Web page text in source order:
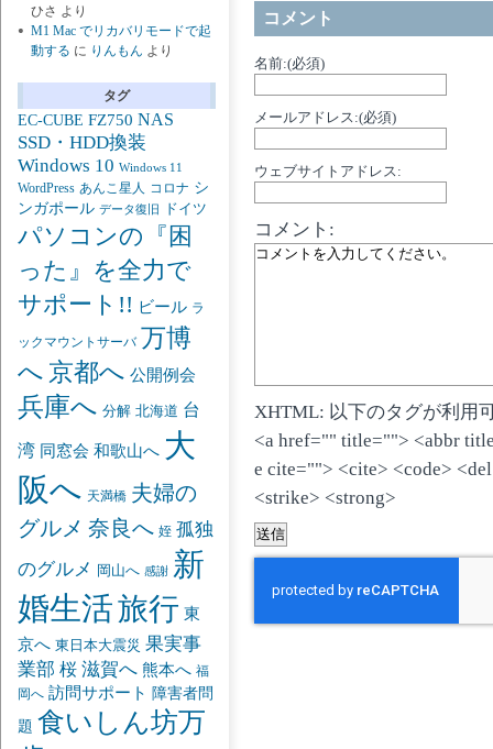
ひさ より
M1 Mac でリカバリモードで起
動する に りんもん より
タグ
EC-CUBE FZ750 NAS
SSD・HDD換装
Windows 10 Windows 11
WordPress あんこ星人 コロナ シ
ンガポール データ復旧 ドイツ
パソコンの『困
った』を全力で
サポート!! ビール ラ
ックマウントサーバ 万博
へ 京都へ 公開例会
兵庫へ 分解 北海道 台
湾 同窓会 和歌山へ 大
阪へ 天満橋 夫婦の
グルメ 奈良へ 姪 孤独
のグルメ
岡山へ 感謝 新
婚生活旅行 東
京へ 東日本大震災 果実事
業部 桜 滋賀へ 熊本へ 福
岡へ 訪問サポート 障害者問
題 食いしん坊万
コメント
名前:(必須)
メールアドレス:(必須)
ウェブサイトアドレス:
コメント:
XHTML: 以下のタグが利用
<a href="" title=""> <abbr
e cite=""> <cite> <code>
<strike> <strong>